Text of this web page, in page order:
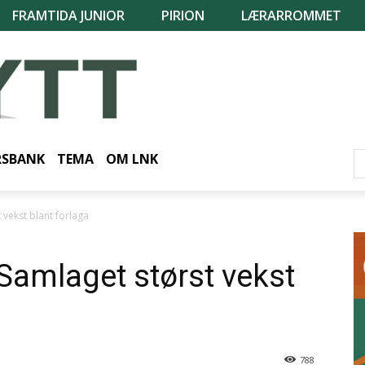
FRAMTIDA JUNIOR PIRION LÆRARROMMET
TEMA OM LNK
blant forlaga
størst vekst
788